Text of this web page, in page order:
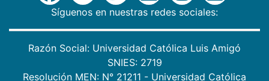
Síguenos en nuestras redes sociales:
Razón Social: Universidad Católica Luis Amigó
SNIES: 2719
Resolución MEN: N° 21211 - Universidad Católica